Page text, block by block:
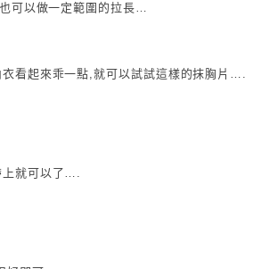
可以做一定範圍的拉長…
看起來乖一點,就可以試試這樣的抹胸片….
上就可以了….